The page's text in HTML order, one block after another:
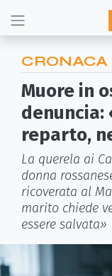
CRONACA
Muore in
denuncia:
reparto,
La querela ai
donna
ricoverata al
marito chiede
essere salvata»